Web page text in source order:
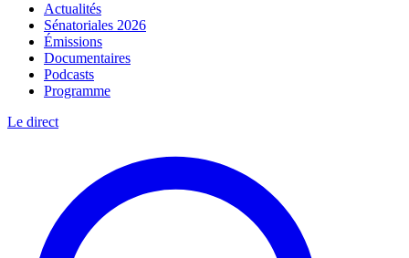
Actualités
Sénatoriales 2026
Émissions
Documentaires
Podcasts
Programme
Le direct